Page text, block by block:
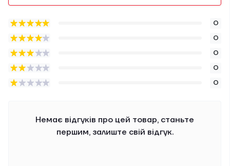
0
0
0
0
0
Немає відгуків про цей товар, станьте
першим, залиште свій відгук.